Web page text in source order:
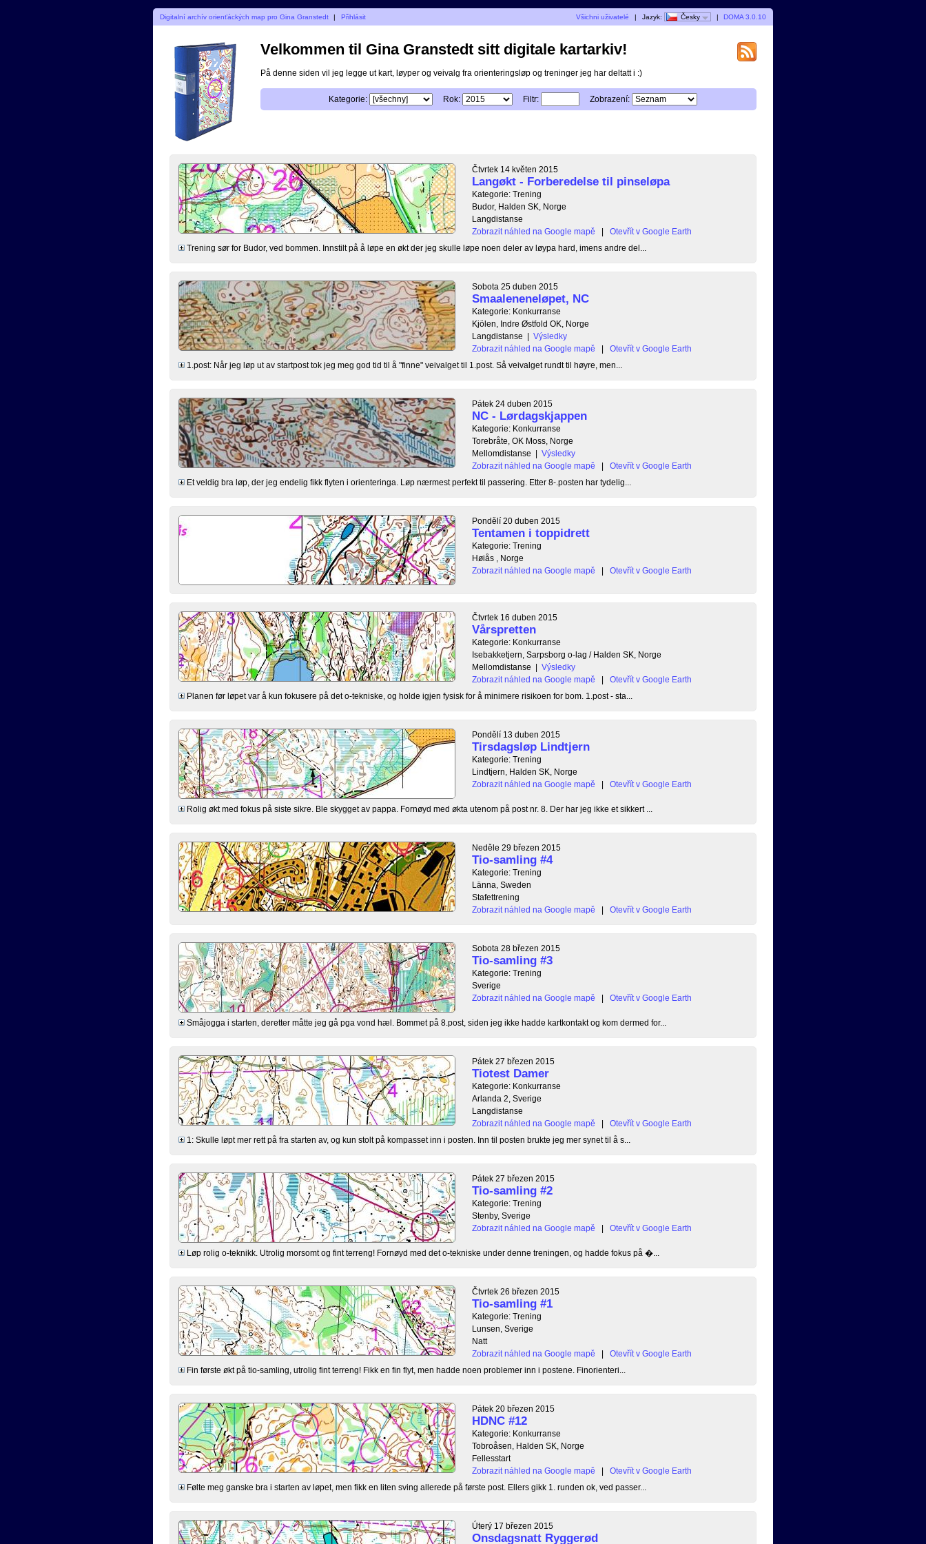
Digitalní archív orienťáckých map pro Gina Granstedt | Přihlásit Všichni uživatelé | Jazyk: Česky | DOMA 3.0.10
Velkommen til Gina Granstedt sitt digitale kartarkiv!
På denne siden vil jeg legge ut kart, løyper og veivalg fra orienteringsløp og treninger jeg har deltatt i :)
Kategorie: Rok: Filtr: Zobrazení:
Čtvrtek 14 květen 2015
Langøkt - Forberedelse til pinseløpa
Kategorie: Trening
Budor, Halden SK, Norge
Langdistanse
Zobrazit náhled na Google mapě
|
Otevřít v Google Earth
Trening sør for Budor, ved bommen. Innstilt på å løpe en økt der jeg skulle løpe noen deler av løypa hard, imens andre del...
Sobota 25 duben 2015
Smaaleneneløpet, NC
Kategorie: Konkurranse
Kjölen, Indre Østfold OK, Norge
Langdistanse | Výsledky
Zobrazit náhled na Google mapě
|
Otevřít v Google Earth
1.post: Når jeg løp ut av startpost tok jeg meg god tid til å "finne" veivalget til 1.post. Så veivalget rundt til høyre, men...
Pátek 24 duben 2015
NC - Lørdagskjappen
Kategorie: Konkurranse
Torebråte, OK Moss, Norge
Mellomdistanse | Výsledky
Zobrazit náhled na Google mapě
|
Otevřít v Google Earth
Et veldig bra løp, der jeg endelig fikk flyten i orienteringa. Løp nærmest perfekt til passering. Etter 8-.posten har tydelig...
Pondělí 20 duben 2015
Tentamen i toppidrett
Kategorie: Trening
Høiås , Norge
Zobrazit náhled na Google mapě
| Otevřít v Google Earth
Čtvrtek 16 duben 2015
Vårspretten
Kategorie: Konkurranse
Isebakketjern, Sarpsborg o-lag / Halden SK, Norge
Mellomdistanse | Výsledky
Zobrazit náhled na Google mapě
|
Otevřít v Google Earth
Planen før løpet var å kun fokusere på det o-tekniske, og holde igjen fysisk for å minimere risikoen for bom. 1.post - sta...
Pondělí 13 duben 2015
Tirsdagsløp Lindtjern
Kategorie: Trening
Lindtjern, Halden SK, Norge
Zobrazit náhled na Google mapě
| Otevřít v Google Earth
Rolig økt med fokus på siste sikre. Ble skygget av pappa. Fornøyd med økta utenom på post nr. 8. Der har jeg ikke et sikkert ...
Neděle 29 březen 2015
Tio-samling #4
Kategorie: Trening
Länna, Sweden
Stafettrening
Zobrazit náhled na Google mapě
| Otevřít v Google Earth
Sobota 28 březen 2015
Tio-samling #3
Kategorie: Trening
Sverige
Zobrazit náhled na Google mapě
| Otevřít v Google Earth
Småjogga i starten, deretter måtte jeg gå pga vond hæl. Bommet på 8.post, siden jeg ikke hadde kartkontakt og kom dermed for...
Pátek 27 březen 2015
Tiotest Damer
Kategorie: Konkurranse
Arlanda 2, Sverige
Langdistanse
Zobrazit náhled na Google mapě
|
Otevřít v Google Earth
1: Skulle løpt mer rett på fra starten av, og kun stolt på kompasset inn i posten. Inn til posten brukte jeg mer synet til å s...
Pátek 27 březen 2015
Tio-samling #2
Kategorie: Trening
Stenby, Sverige
Zobrazit náhled na Google mapě
| Otevřít v Google Earth
Løp rolig o-teknikk. Utrolig morsomt og fint terreng! Fornøyd med det o-tekniske under denne treningen, og hadde fokus på �...
Čtvrtek 26 březen 2015
Tio-samling #1
Kategorie: Trening
Lunsen, Sverige
Natt
Zobrazit náhled na Google mapě
|
Otevřít v Google Earth
Fin første økt på tio-samling, utrolig fint terreng! Fikk en fin flyt, men hadde noen problemer inn i postene. Finorienteri...
Pátek 20 březen 2015
HDNC #12
Kategorie: Konkurranse
Tobroåsen, Halden SK, Norge
Fellesstart
Zobrazit náhled na Google mapě
|
Otevřít v Google Earth
Følte meg ganske bra i starten av løpet, men fikk en liten sving allerede på første post. Ellers gikk 1. runden ok, ved passer...
Úterý 17 březen 2015
Onsdagsnatt Ryggerød